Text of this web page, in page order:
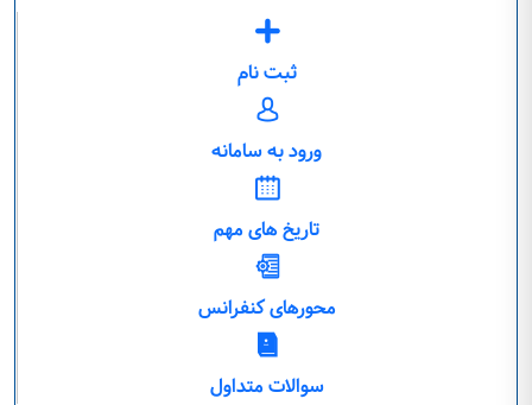
ثبت نام
ورود به سامانه
تاریخ های مهم
محورهای کنفرانس
سوالات متداول